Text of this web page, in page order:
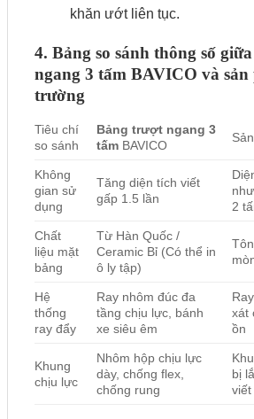
khăn ướt liên tục.
4. Bảng so sánh thông số
ngang 3 tấm BAVICO và
trường
Tiêu chí
so sánh
Bảng trượt ngang 3
tấmBAVICO
Không
gian sử
dụng
Tăng diện tích viết
gấp 1.5 lần
2
Chất
liệu mặt
bảng
Từ Hàn Quốc /
Ceramic Bỉ (Có thể in
ô ly tập)
Hệ
thống
ray đẩy
Ray nhôm đúc đa
tầng chịu lực, bánh
xe siêu êm
xát
ồn
Khung
chịu lực
Nhôm hộp chịu lực
dày, chống flex,
chống rung
bị
viết